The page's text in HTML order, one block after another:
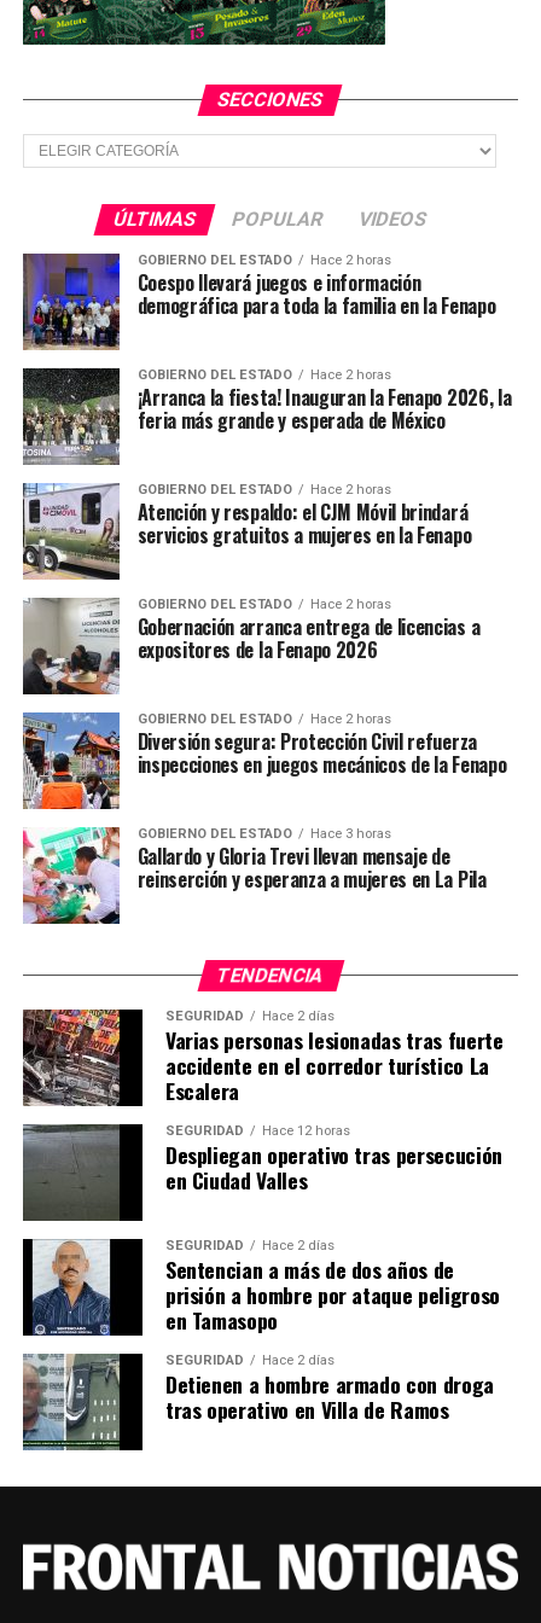
decisiones que ellos tomen al respecto. La Secretaría de
Finanzas conforma de manera integral el presupuesto,
siempre respetando la autonomía de las instituciones.
TEMAS RELACIONADOS
Investiga FGJ muerte de una mujer en un hotel en SLP
Disminuyó la carencia de acceso a la alimentación en
SLP
SECCIONES
Secciones
ÚLTIMAS POPULAR VIDEOS
GOBIERNO DEL ESTADO Hace 2 horas
Coespo llevará juegos e información
demográfica para toda la familia en la Fenapo
GOBIERNO DEL ESTADO Hace 2 horas
¡Arranca la fiesta! Inauguran la Fenapo 2026, la
feria más grande y esperada de México
GOBIERNO DEL ESTADO Hace 2 horas
Atención y respaldo: el CJM Móvil brindará
servicios gratuitos a mujeres en la Fenapo
GOBIERNO DEL ESTADO Hace 2 horas
Gobernación arranca entrega de licencias a
expositores de la Fenapo 2026
GOBIERNO DEL ESTADO Hace 2 horas
Diversión segura: Protección Civil refuerza
inspecciones en juegos mecánicos de la Fenapo
GOBIERNO DEL ESTADO Hace 3 horas
Gallardo y Gloria Trevi llevan mensaje de
reinserción y esperanza a mujeres en La Pila
TENDENCIA
SEGURIDAD Hace 2 días
Varias personas lesionadas tras fuerte
accidente en el corredor turístico La
Escalera
SEGURIDAD Hace 12 horas
Despliegan operativo tras persecución
en Ciudad Valles
SEGURIDAD Hace 2 días
Sentencian a más de dos años de
prisión a hombre por ataque peligroso
en Tamasopo
SEGURIDAD Hace 2 días
Detienen a hombre armado con droga
tras operativo en Villa de Ramos